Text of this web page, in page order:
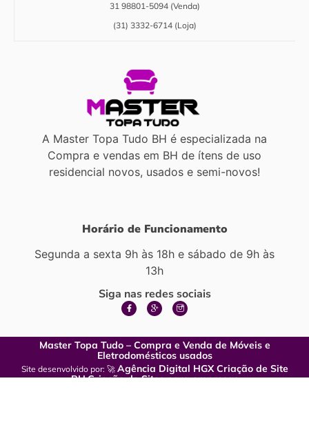
31 98801-5094 (Venda)
(31) 3332-6714 (Loja)
A Master Topa Tudo BH é especializada na
Compra e vendas em BH de ítens de uso
residencial novos, usados e semi-novos!
Horário de Funcionamento
Segunda a sexta 9h às 18h e sábado de 9h às
13h
Siga nas redes sociais
Master Topa Tudo – Compra e Venda de Móveis e
Eletrodomésticos usados
Site desenvolvido por: 🚀 Agência Digital HGX Criação de Site
BHCriação de Sites para empresas